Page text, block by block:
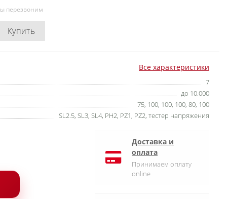
перезвоним
Купить
Все характеристики
7
до 10.000
75, 100, 100, 100, 80, 100
SL2.5, SL3, SL4, PH2, PZ1, PZ2, тестер напряжения
Доставка и
оплата
Принимаем оплату
online